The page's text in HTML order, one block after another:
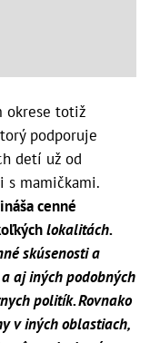
okrese totiž
podporuje
detí už od
s mamičkami.
cenné
lokalitách.
skúsenosti a
aj iných podobných
politík. Rovnako
v iných oblastiach,